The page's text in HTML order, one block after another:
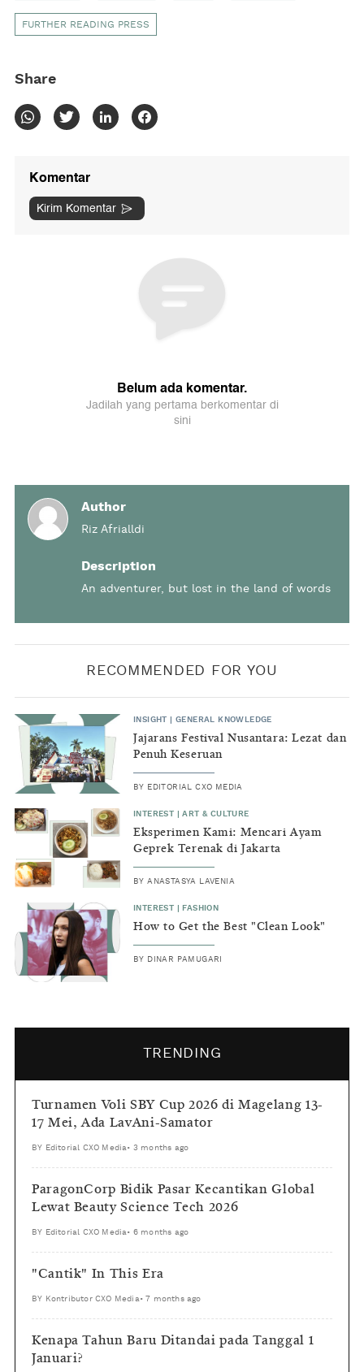
FURTHER READING PRESS
Share
Author
Riz Afrialldi
Description
An adventurer, but lost in the land of words
RECOMMENDED FOR YOU
INSIGHT |GENERAL KNOWLEDGE
Jajarans Festival Nusantara: Lezat dan
Penuh Keseruan
BY EDITORIAL CXO MEDIA
INTEREST |ART & CULTURE
Eksperimen Kami: Mencari Ayam
Geprek Terenak di Jakarta
BYANASTASYA LAVENIA
INTEREST FASHION
How to Get the Best "Clean Look"
BY DINAR PAMUGARI
TRENDING
Turnamen Voli SBY Cup 2026 di Magelang 13-
17 Mei, Ada LavAni-Samator
BY Editorial CXO Media • 3 months ago
ParagonCorp Bidik Pasar Kecantikan Global
Lewat Beauty Science Tech 2026
BY Editorial CXO Media • 6 months ago
"Cantik" In This Era
BY Kontributor CXO Media •7 months ago
Kenapa Tahun Baru Ditandai pada Tanggal 1
Januari?